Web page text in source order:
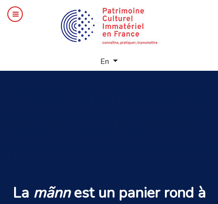
En
La mãnn est un panier rondà